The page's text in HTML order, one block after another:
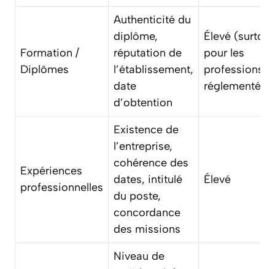
Formation /
Diplômes
Authenticité du
diplôme,
réputation de
l’établissement,
date
d’obtention
Élevé (surtout
pour les
professions
Expériences
professionnelles
Existence de
l’entreprise,
cohérence des
dates, intitulé
du poste,
concordance
des missions
Élevé
Niveau de